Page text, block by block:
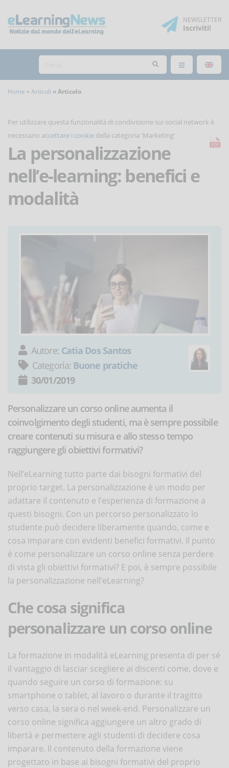
NEWSLETTER
Iscriviti!
Home Articoli Articolo
Per utilizzare questa funzionalità di condivisione sui social network è
necessario accettare i cookie della categoria 'Marketing'
La personalizzazione
nell’e-learning: benefici e
modalità
Autore: Catia Dos Santos
Categoria: Buone pratiche
30/01/2019
Personalizzare un corso online aumenta il
coinvolgimento degli studenti, ma è sempre possibile
creare contenuti su misura e allo stesso tempo
raggiungere gli obiettivi formativi?
Nell’eLearning tutto parte dai bisogni formativi del
proprio target. La personalizzazione è un modo per
adattare il contenuto e l’esperienza di formazione a
questi bisogni. Con un percorso personalizzato lo
studente può decidere liberamente quando, come e
cosa imparare con evidenti benefici formativi. Il punto
è come personalizzare un corso online senza perdere
di vista gli obiettivi formativi? E poi, è sempre possibile
la personalizzazione nell’eLearning?
Che cosa significa
personalizzare un corso online
La formazione in modalità eLearning presenta di per sé
il vantaggio di lasciar scegliere ai discenti come, dove e
quando seguire un corso di formazione: su
smartphone o tablet, al lavoro o durante il tragitto
verso casa, la sera o nel week-end. Personalizzare un
corso online significa aggiungere un altro grado di
libertà e permettere agli studenti di decidere cosa
imparare. Il contenuto della formazione viene
progettato in base ai bisogni formativi del proprio